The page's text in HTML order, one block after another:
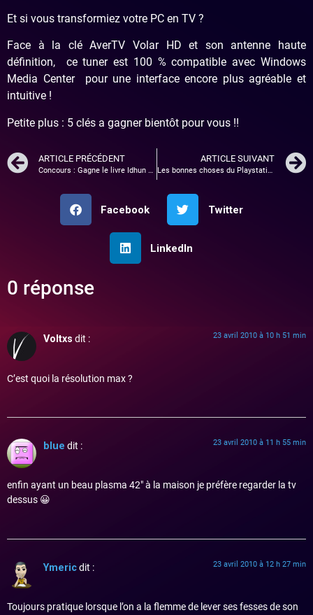
Et si vous transformiez votre PC en TV ?
Face à la clé AverTV Volar HD et son antenne haute
définition, ce tuner est 100 % compatible avec Windows
Media Center pour une interface encore plus agréable et
intuitive !
Petite plus : 5 clés a gagner bientôt pour vous !!
ARTICLE PRÉCÉDENT
Concours : Gagne le livre Idhun – La résistance !
ARTICLE SUIVANT
Les bonnes choses du Playstation store # 18
Facebook Twitter
LinkedIn
0 réponse
Voltxs dit : 23 avril 2010 à 10 h 51 min
C’est quoi la résolution max ?
blue dit : 23 avril 2010 à 11 h 55 min
enfin ayant un beau plasma 42″ à la maison je préfère regarder la tv
dessus 😀
Ymericdit : 23 avril 2010 à 12 h 27 min
Toujours pratique lorsque l’on a la flemme de lever ses fesses de son